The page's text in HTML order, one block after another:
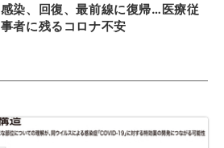
感染、回復、最前線に復帰…医療従
事者に残るコロナ不安